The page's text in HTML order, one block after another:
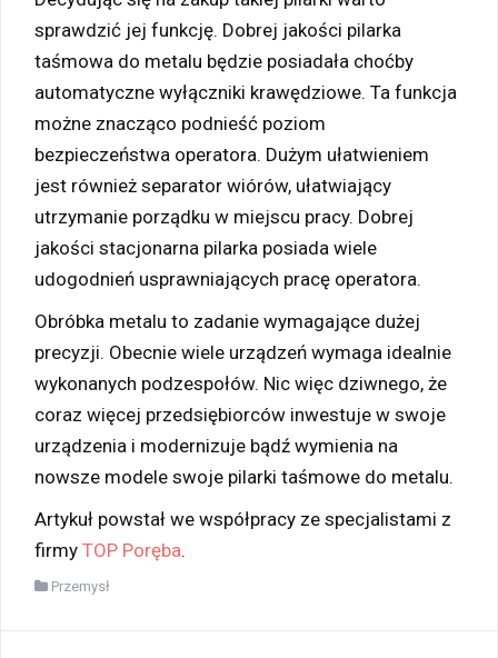
sprawdzić jej funkcję. Dobrej jakości pilarka
taśmowa do metalu będzie posiadała choćby
automatyczne wyłączniki krawędziowe. Ta funkcja
możne znacząco podnieść poziom
bezpieczeństwa operatora. Dużym ułatwieniem
jest również separator wiórów, ułatwiający
utrzymanie porządku w miejscu pracy. Dobrej
jakości stacjonarna pilarka posiada wiele
udogodnień usprawniających pracę operatora.
Obróbka metalu to zadanie wymagające dużej
precyzji. Obecnie wiele urządzeń wymaga idealnie
wykonanych podzespołów. Nic więc dziwnego, że
coraz więcej przedsiębiorców inwestuje w swoje
urządzenia i modernizuje bądź wymienia na
nowsze modele swoje pilarki taśmowe do metalu.
Artykuł powstał we współpracy ze specjalistami z
firmy TOP Poręba.
Przemysł